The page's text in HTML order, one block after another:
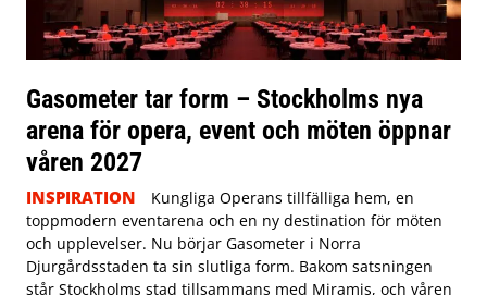
Gasometer tar form – Stockholms nya
arena för opera, event och möten öppnar
våren 2027
INSPIRATION
Kungliga Operans tillfälliga hem, en
toppmodern eventarena och en ny destination för möten
och upplevelser. Nu börjar Gasometer i Norra
Djurgårdsstaden ta sin slutliga form. Bakom satsningen
står Stockholms stad tillsammans med Miramis, och våren